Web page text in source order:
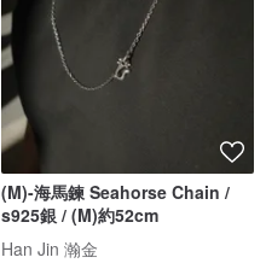
(M)-海馬鍊 Seahorse Chain /
s925銀 / (M)約52cm
Han Jin 瀚金